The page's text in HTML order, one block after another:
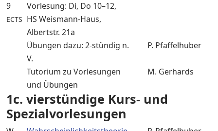
9
ECTS
Vorlesung: Di, Do 10–12,
HS Weismann-Haus,
Albertstr. 21a
Übungen dazu: 2-stündig n.
V.
P. Pfaffelhuber
Tutorium zu Vorlesungen
und Übungen
M. Gerhards
1c. vierstündige Kurs- und
Spezialvorlesungen